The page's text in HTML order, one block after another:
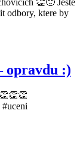
👏🙂 Jeste
odbory, ktere by
opravdu :)